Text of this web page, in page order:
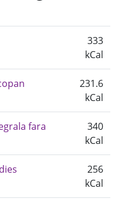
333
kCal
231.6
kCal
fara
340
kCal
256
kCal